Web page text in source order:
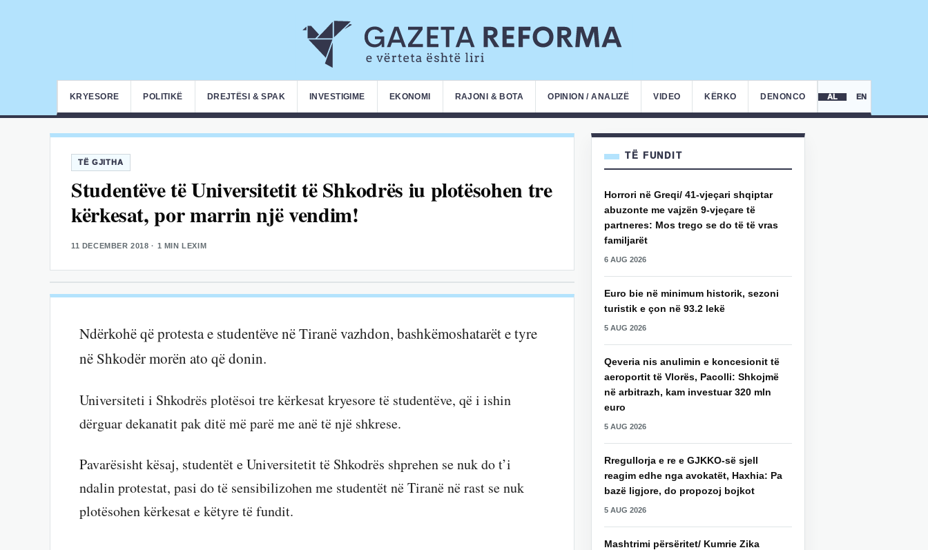
KRYESORE POLITIKË DREJTËSI & SPAK INVESTIGIME EKONOMI RAJONI & BOTA OPINION / ANALIZË VIDEO KËRKO DENONCO AL EN
TË GJITHA
Studentëve të Universitetit të Shkodrës iu plotësohen tre
kërkesat, por marrin një vendim!
11 DECEMBER 2018 · 1 MIN LEXIM
Ndërkohë që protesta e studentëve në Tiranë vazhdon, bashkëmoshatarët e tyre
në Shkodër morën ato që donin.
Universiteti i Shkodrës plotësoi tre kërkesat kryesore të studentëve, që i ishin
dërguar dekanatit pak ditë më parë me anë të një shkrese.
Pavarësisht kësaj, studentët e Universitetit të Shkodrës shprehen se nuk do t’i
ndalin protestat, pasi do të sensibilizohen me studentët në Tiranë në rast se nuk
plotësohen kërkesat e këtyre të fundit.
TË FUNDIT
Horrori në Greqi/ 41-vjeçari shqiptar
abuzonte me vajzën 9-vjeçare të
partneres: Mos trego se do të të vras
familjarët
6 AUG 2026
Euro bie në minimum historik, sezoni
turistik e çon në 93.2 lekë
5 AUG 2026
Qeveria nis anulimin e koncesionit të
aeroportit të Vlorës, Pacolli: Shkojmë
në arbitrazh, kam investuar 320 mln
euro
5 AUG 2026
Rregullorja e re e GJKKO-së sjell
reagim edhe nga avokatët, Haxhia: Pa
bazë ligjore, do propozoj bojkot
5 AUG 2026
Mashtrimi përsëritet/ Kumrie Zika